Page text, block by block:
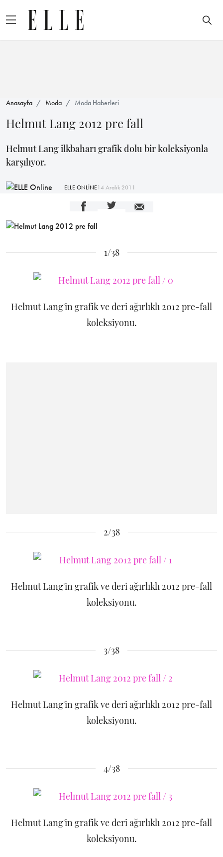
Anasayfa Moda Moda Haberleri
Helmut Lang 2012 pre fall
Helmut Lang ilkbaharı grafik dolu bir koleksiyonla
karşılıyor.
ELLE ONLİNE14 Aralık 2011
1/38
Helmut Lang'in grafik ve deri ağırlıklı 2012 pre-fall
koleksiyonu.
2/38
Helmut Lang'in grafik ve deri ağırlıklı 2012 pre-fall
koleksiyonu.
3/38
Helmut Lang'in grafik ve deri ağırlıklı 2012 pre-fall
koleksiyonu.
4/38
Helmut Lang'in grafik ve deri ağırlıklı 2012 pre-fall
koleksiyonu.